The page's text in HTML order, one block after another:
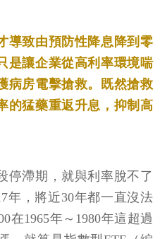
導致由預防性降息降到零
是讓企業從高利率環境喘
病房電擊搶救。既然搶救
的猛藥重返升息，抑制高
停滯期，就與利率脫不了
年，將近30年都一直沒法
在1965年～1980年這超過